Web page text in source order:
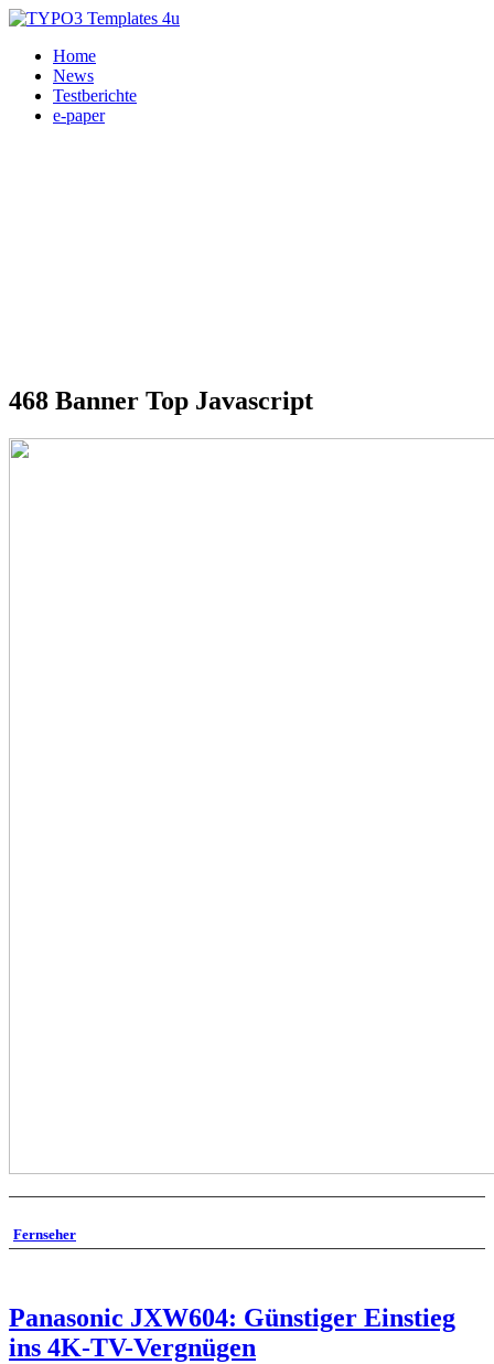
Home
News
Testberichte
e-paper
468 Banner Top Javascript
Fernseher
Panasonic JXW604: Günstiger Einstieg
ins 4K-TV-Vergnügen